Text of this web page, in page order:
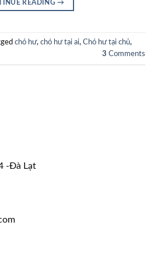
READING→
chó hư, chó hư tại ai, Chó hư tại chủ,
3 Comments
-Đà Lạt